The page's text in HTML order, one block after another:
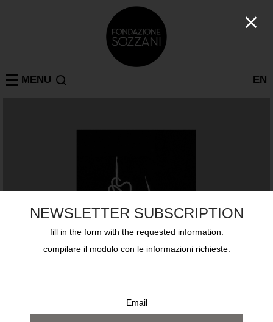
EN
MENU
KRIS RUHS SILVER EARRINGS
NEWSLETTER SUBSCRIPTION
fill in the form with the requested information.
compilare il modulo con le informazioni richieste.
Email